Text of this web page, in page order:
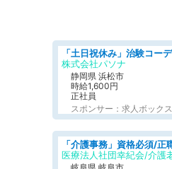
株式会社パソナ
静岡県 浜松市
時給1,600円
正社員
スポンサー：求人ボックス